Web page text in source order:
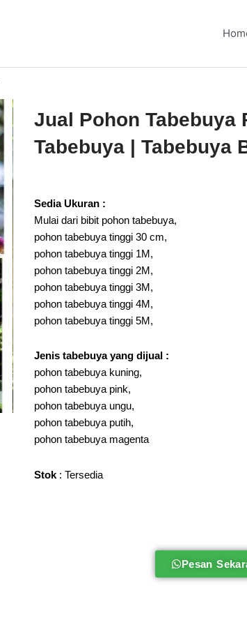
Jual Pohon Tabebuya
Tabebuya | Tabebuya
Sedia Ukuran :
Mulai dari bibit pohon tabebuya,
pohon tabebuya tinggi 30 cm,
pohon tabebuya tinggi 1M,
pohon tabebuya tinggi 2M,
pohon tabebuya tinggi 3M,
pohon tabebuya tinggi 4M,
pohon tabebuya tinggi 5M,
Jenis tabebuya yang dijual :
pohon tabebuya kuning,
pohon tabebuya pink,
pohon tabebuya ungu,
pohon tabebuya putih,
pohon tabebuya magenta
Stok : Tersedia
Pesan